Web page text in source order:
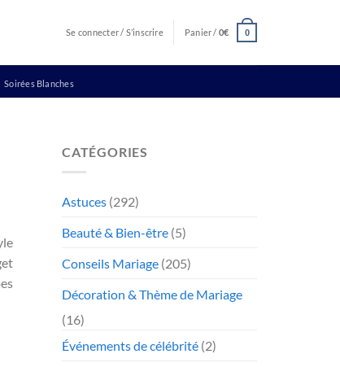
Se connecter / S’inscrire Panier / 0€ 0
Soirées Blanches
CATÉGORIES
Astuces (292)
Beauté & Bien-être (5)
Conseils Mariage (205)
Décoration & Thème de Mariage
(16)
Événements de célébrité (2)